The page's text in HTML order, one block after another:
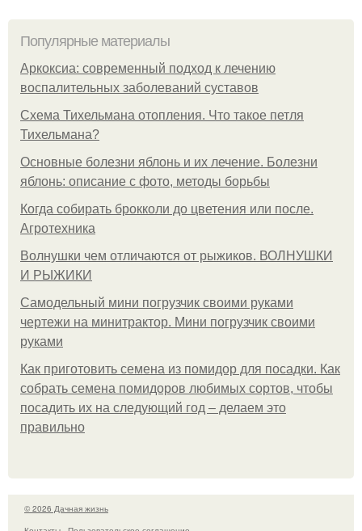
Популярные материалы
Аркоксиа: современный подход к лечению
воспалительных заболеваний суставов
Схема Тихельмана отопления. Что такое петля
Тихельмана?
Основные болезни яблонь и их лечение. Болезни
яблонь: описание с фото, методы борьбы
Когда собирать брокколи до цветения или после.
Агротехника
Волнушки чем отличаются от рыжиков. ВОЛНУШКИ
И РЫЖИКИ
Самодельный мини погрузчик своими руками
чертежи на минитрактор. Мини погрузчик своими
руками
Как приготовить семена из помидор для посадки. Как
собрать семена помидоров любимых сортов, чтобы
посадить их на следующий год – делаем это
правильно
© 2026 Дачная жизнь